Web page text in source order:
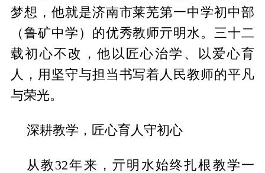
梦想，他就是济南市莱芜第一中学初中部
（鲁矿中学）的优秀教师亓明水。三十二
载初心不改，他以匠心治学、以爱心育
人，用坚守与担当书写着人民教师的平凡
与荣光。
深耕教学，匠心育人守初心
从教32年来，亓明水始终扎根教学一